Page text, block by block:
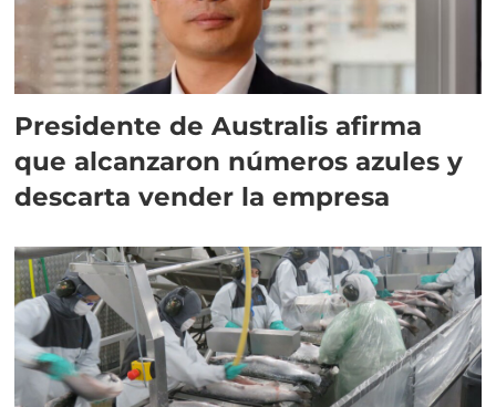
Presidente de Australis afirma
que alcanzaron números azules y
descarta vender la empresa